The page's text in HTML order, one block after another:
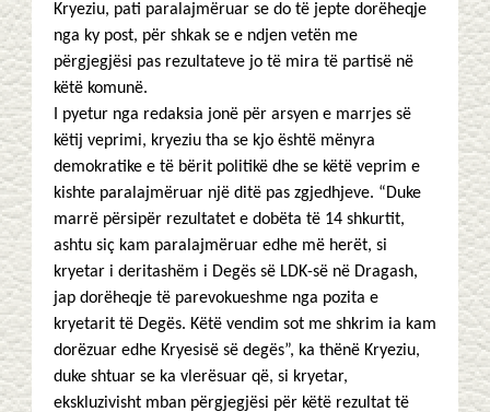
Kryeziu, pati paralajmëruar se do të jepte dorëheqje
nga ky post, për shkak se e ndjen vetën me
përgjegjësi pas rezultateve jo të mira të partisë në
këtë komunë.
I pyetur nga redaksia jonë për arsyen e marrjes së
këtij veprimi, kryeziu tha se kjo është mënyra
demokratike e të bërit politikë dhe se këtë veprim e
kishte paralajmëruar një ditë pas zgjedhjeve. “Duke
marrë përsipër rezultatet e dobëta të 14 shkurtit,
ashtu siç kam paralajmëruar edhe më herët, si
kryetar i deritashëm i Degës së LDK-së në Dragash,
jap dorëheqje të parevokueshme nga pozita e
kryetarit të Degës. Këtë vendim sot me shkrim ia kam
dorëzuar edhe Kryesisë së degës”, ka thënë Kryeziu,
duke shtuar se ka vlerësuar që, si kryetar,
ekskluzivisht mban përgjegjësi për këtë rezultat të